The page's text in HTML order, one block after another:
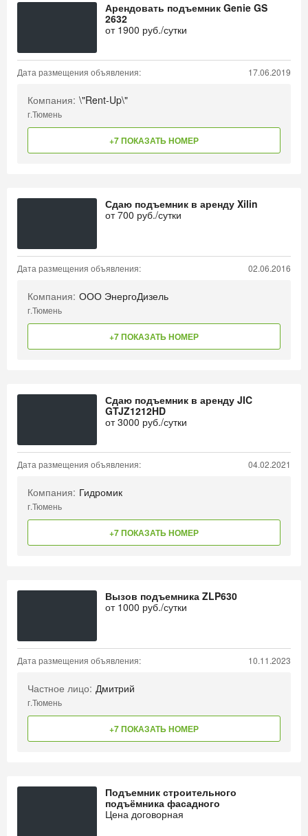
Арендовать подъемник Genie GS
2632
от 1900 руб./сутки
Дата размещения объявления: 17.06.2019
Компания: \"Rent-Up\"
г.Тюмень
+7 ПОКАЗАТЬ НОМЕР
Сдаю подъемник в аренду Xilin
от700 руб./сутки
Дата размещения объявления: 02.06.2016
Компания: ООО ЭнергоДизель
г.Тюмень
+7 ПОКАЗАТЬ НОМЕР
Сдаю подъемник в аренду JIC
GTJZ1212HD
от3000 руб./сутки
Дата размещения объявления: 04.02.2021
Компания: Гидромик
г.Тюмень
+7 ПОКАЗАТЬ НОМЕР
Вызов подъемника ZLP630
от 1000 руб./сутки
Дата размещения объявления: 10.11.2023
Частное лицо: Дмитрий
г.Тюмень
+7 ПОКАЗАТЬ НОМЕР
Подъемник строительного
подъёмника фасадного
Цена договорная